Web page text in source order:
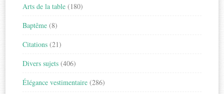
Arts de la table (180)
Baptême (8)
Citations (21)
Divers sujets (406)
Élégance vestimentaire (286)